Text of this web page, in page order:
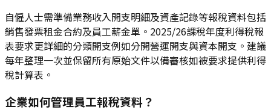
自僱人士需準備業務收入開支明細及資產記錄等報稅資料包括
銷售發票租金合約及員工薪金單。2025/26課稅年度利得稅報
表要求更詳細的分類開支例如分開營運開支與資本開支。建議
每年整理一次並保留所有原始文件以備審核如被要求提供利得
稅計算表。
企業如何管理員工報稅資料？